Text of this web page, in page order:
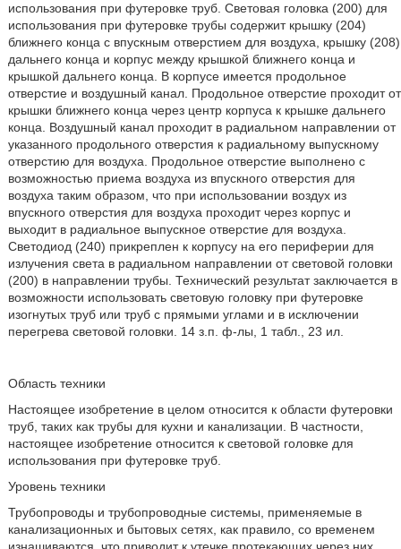
использования при футеровке труб. Световая головка (200) для
использования при футеровке трубы содержит крышку (204)
ближнего конца с впускным отверстием для воздуха, крышку (208)
дальнего конца и корпус между крышкой ближнего конца и
крышкой дальнего конца. В корпусе имеется продольное
отверстие и воздушный канал. Продольное отверстие проходит от
крышки ближнего конца через центр корпуса к крышке дальнего
конца. Воздушный канал проходит в радиальном направлении от
указанного продольного отверстия к радиальному выпускному
отверстию для воздуха. Продольное отверстие выполнено с
возможностью приема воздуха из впускного отверстия для
воздуха таким образом, что при использовании воздух из
впускного отверстия для воздуха проходит через корпус и
выходит в радиальное выпускное отверстие для воздуха.
Светодиод (240) прикреплен к корпусу на его периферии для
излучения света в радиальном направлении от световой головки
(200) в направлении трубы. Технический результат заключается в
возможности использовать световую головку при футеровке
изогнутых труб или труб с прямыми углами и в исключении
перегрева световой головки. 14 з.п. ф-лы, 1 табл., 23 ил.
Область техники
Настоящее изобретение в целом относится к области футеровки
труб, таких как трубы для кухни и канализации. В частности,
настоящее изобретение относится к световой головке для
использования при футеровке труб.
Уровень техники
Трубопроводы и трубопроводные системы, применяемые в
канализационных и бытовых сетях, как правило, со временем